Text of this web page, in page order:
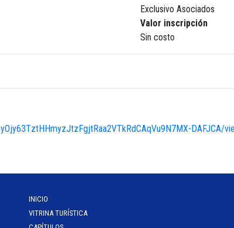
Exclusivo Asociados
Valor inscripción
Sin costo
INICIO
VITRINA TURÍSTICA